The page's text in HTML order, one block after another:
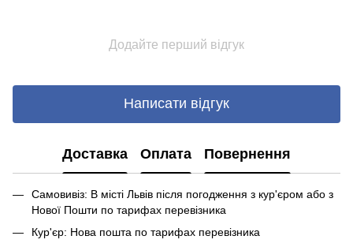
Додайте перший відгук
Написати відгук
Доставка Оплата Повернення
Самовивіз: В місті Львів після погодження з кур'єром або з
Нової Пошти по тарифах перевізника
Кур'єр: Нова пошта по тарифах перевізника